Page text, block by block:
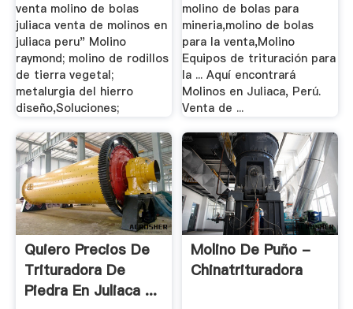
venta molino de bolas
juliaca venta de molinos en
juliaca peru" Molino
raymond; molino de rodillos
de tierra vegetal;
metalurgia del hierro
diseño,Soluciones;
molino de bolas para
mineria,molino de bolas
para la venta,Molino
Equipos de trituración para
la ... Aquí encontrará
Molinos en Juliaca, Perú.
Venta de ...
Quiero Precios De
Trituradora De
Piedra En Juliaca ...
Molino De Puño -
Chinatrituradora